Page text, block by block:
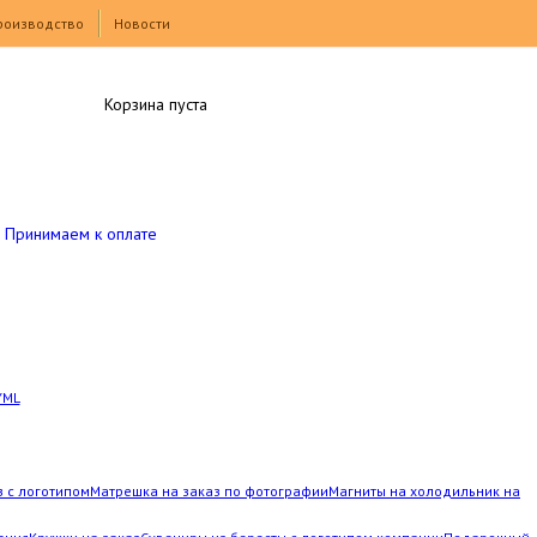
Новости
с логотипомМатрешка на заказ по фотографииМагниты на холодильник на
Принимаем к оплате
Корзина пуста